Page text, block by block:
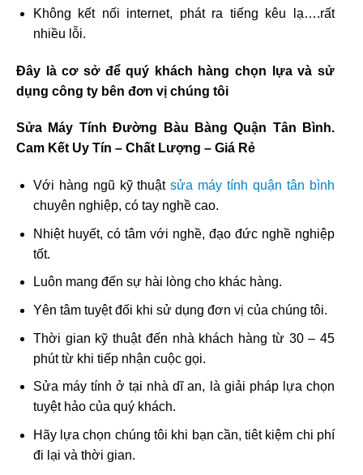
Không kết nối internet, phát ra tiếng kêu lạ….rất
nhiều lỗi.
Đây là cơ sở để quý khách hàng chọn lựa và sử
dụng công ty bên đơn vị chúng tôi
Sửa Máy Tính Đường Bàu Bàng Quận Tân Bình.
Cam Kết Uy Tín – Chất Lượng – Giá Rẻ
Với hàng ngũ kỹ thuậtsửa máy tính quận tân bình
chuyên nghiệp, có tay nghề cao.
Nhiệt huyết, có tâm với nghề, đạo đức nghề nghiệp
tốt.
Luôn mang đến sự hài lòng cho khác hàng.
Yên tâm tuyệt đối khi sử dụng đơn vị của chúng tôi.
Thời gian kỹ thuật đến nhà khách hàng từ 30 – 45
phút từ khi tiếp nhận cuộc gọi.
Sửa máy tính ở tại nhà dĩ an, là giải pháp lựa chọn
tuyệt hảo của quý khách.
Hãy lựa chọn chúng tôi khi bạn cần, tiêt kiệm chi phí
đi lại và thời gian.